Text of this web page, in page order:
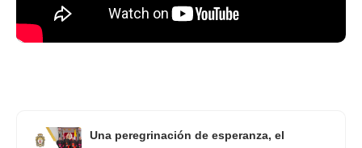
Una peregrinación de esperanza, el